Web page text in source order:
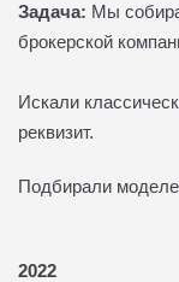
ART
КОНТАКТЫ
EN
Задача: Мы
брокерской
Искали
реквизит.
Подбирали
2022